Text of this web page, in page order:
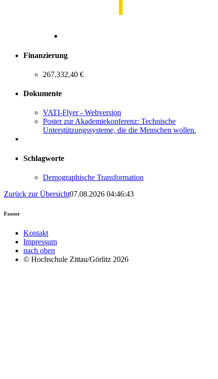
Finanzierung
267.332,40 €
Dokumente
VATI-Flyer - Webversion
Poster zur Akademiekonferenz: Technische
Unterstützungssysteme, die die Menschen wollen.
Schlagworte
Demographische Transformation
Zurück zur Übersicht07.08.2026 04:46:43
Footer
Kontakt
Impressum
nach oben
© Hochschule Zittau/Görlitz 2026